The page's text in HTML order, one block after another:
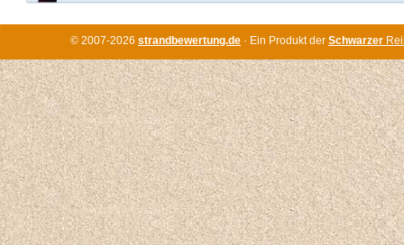
© 2007-2026 strandbewertung.de · Ein Produkt der Schwarzer